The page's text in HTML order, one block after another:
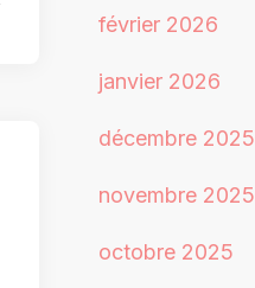
février 2026
janvier 2026
décembre 2025
novembre 2025
octobre 2025